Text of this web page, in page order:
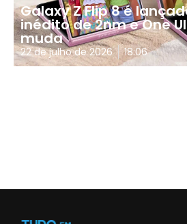
Galaxy Z Flip 8 é
inédito de 2nm e One
muda
22 de julho de 2026 18:06